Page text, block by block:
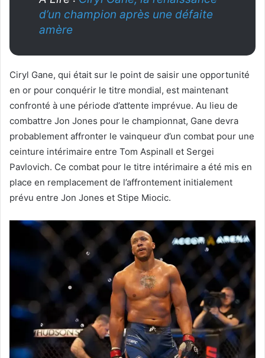
d’un champion après une défaite
amère
Ciryl Gane, qui était sur le point de saisir une opportunité
en or pour conquérir le titre mondial, est maintenant
confronté à une période d’attente imprévue. Au lieu de
combattre Jon Jones pour le championnat, Gane devra
probablement affronter le vainqueur d’un combat pour une
ceinture intérimaire entre Tom Aspinall et Sergei
Pavlovich. Ce combat pour le titre intérimaire a été mis en
place en remplacement de l’affrontement initialement
prévu entre Jon Jones et Stipe Miocic.